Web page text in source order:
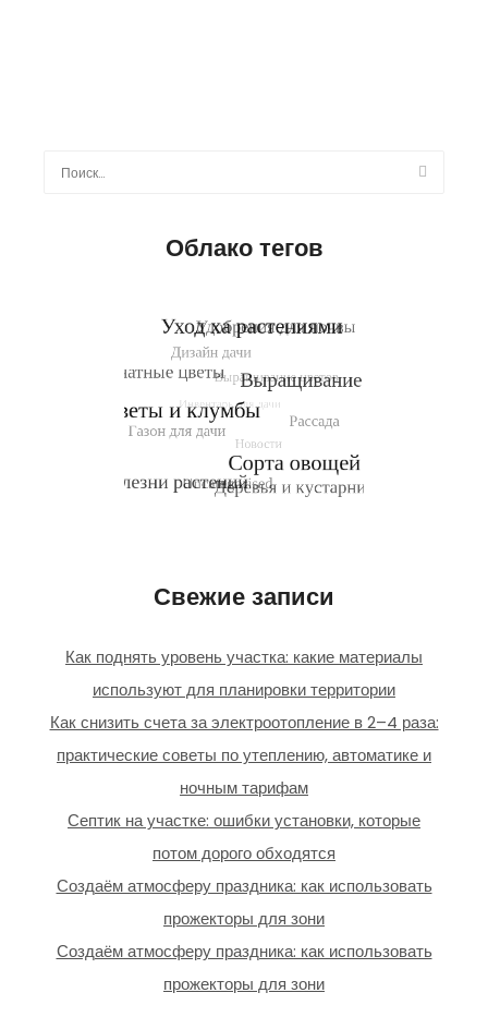
Найти:
Облако тегов
Свежие записи
Как поднять уровень участка: какие материалы
используют для планировки территории
Как снизить счета за электроотопление в 2–4 раза:
практические советы по утеплению, автоматике и
ночным тарифам
Септик на участке: ошибки установки, которые
потом дорого обходятся
Создаём атмосферу праздника: как использовать
прожекторы для зони
Создаём атмосферу праздника: как использовать
прожекторы для зони